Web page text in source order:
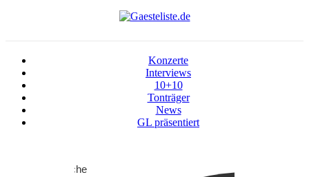
Konzerte
Interviews
10+10
Tonträger
News
GL präsentiert
Suche